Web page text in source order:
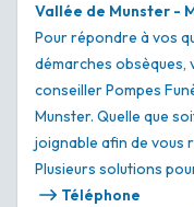
Vallée de Munster -
Pour répondre à vos
démarches obsèques,
conseiller Pompes
Munster. Quelle que
joignable afin de vous
Plusieurs solutions
Téléphone